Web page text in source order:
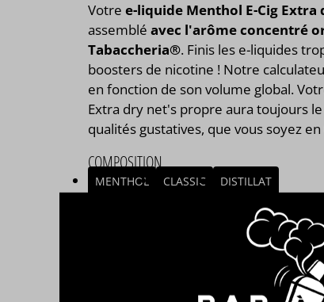
Votree-liquide Menthol E-Cig
assembléavec l'arôme concentré
Tabaccheria®. Finis les e-liquides
boosters de nicotine ! Notre
en fonction de son volume global.
Extra dry net's propre aura toujours
qualités gustatives, que vous soyez
COMPOSITION
MENTHOL CLASSIC DISTILLAT
PAYS / ORIGINE DU CONCENTRÉ